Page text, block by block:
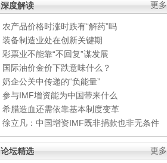
更多
深度解读
农产品价格时涨时跌有“解药”吗
装备制造业处在创新关键期
彩票业不能靠“不回复”谋发展
国际油价金价下跌意味什么？
奶企公关中传递的“负能量”
参与IMF增资能为中国带来什么
希腊造血还需依靠基本制度变革
徐立凡：中国增资IMF既非捐款也非无条件
更多
论坛精选